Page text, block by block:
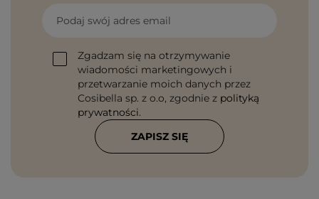
Podaj swój adres email
Zgadzam się na otrzymywanie
wiadomości marketingowych i
przetwarzanie moich danych przez
Cosibella sp. z o.o, zgodnie z polityką
prywatności.
ZAPISZ SIĘ